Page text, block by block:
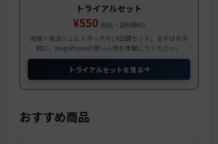
トライアルセット
¥550 (税込・送料無料)
洗顔＋保湿ジェル＋ポーチの14日間セット。まずはお手
軽に、Magnifiqueの使い心地を体験してください。
トライアルセットを見る
おすすめ商品